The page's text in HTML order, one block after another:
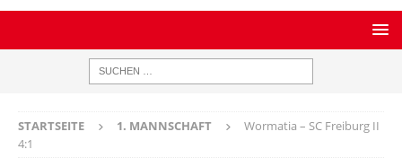
STARTSEITE 1. MANNSCHAFT
Wormatia – SC Freiburg II
4:1